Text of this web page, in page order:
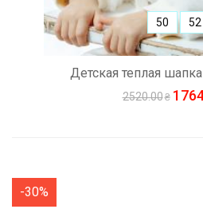
Детская теплая
2520.00
50 52
-30%